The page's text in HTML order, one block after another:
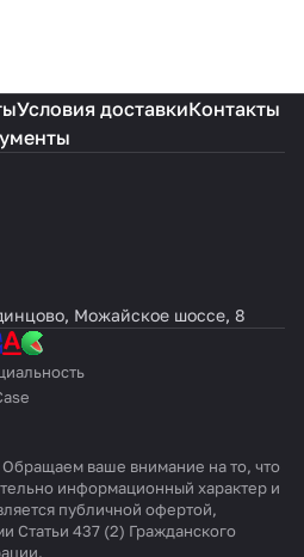
Условия доставкиКонтакты
Можайское шоссе, 8
ваше внимание на то, что
информационный характер и
публичной офертой,
Статьи 437 (2) Гражданского